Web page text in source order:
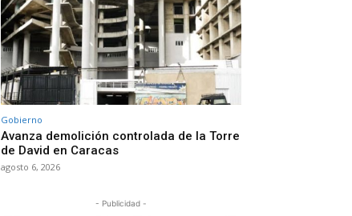
Gobierno
Avanza demolición controlada de la Torre
de David en Caracas
agosto 6, 2026
- Publicidad -